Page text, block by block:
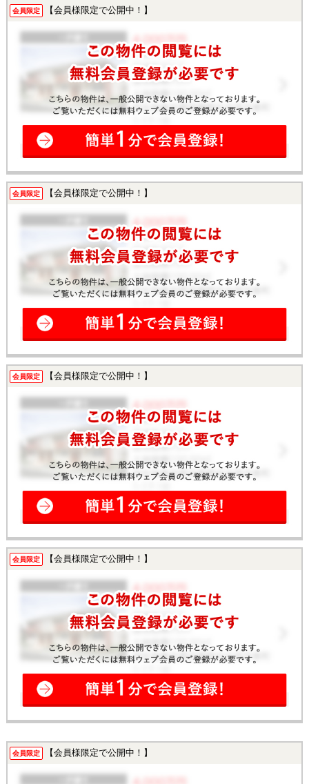
会員限定 【会員様限定で公開中！】
会員限定 【会員様限定で公開中！】
会員限定 【会員様限定で公開中！】
会員限定 【会員様限定で公開中！】
会員限定 【会員様限定で公開中！】